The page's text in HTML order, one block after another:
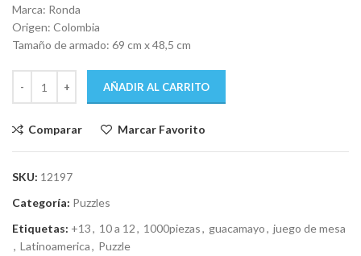
Marca: Ronda
Origen: Colombia
Tamaño de armado: 69 cm x 48,5 cm
AÑADIR AL CARRITO
Comparar Marcar Favorito
SKU: 12197
Categoría: Puzzles
Etiquetas: +13, 10 a 12, 1000piezas, guacamayo, juego de mesa
, Latinoamerica, Puzzle